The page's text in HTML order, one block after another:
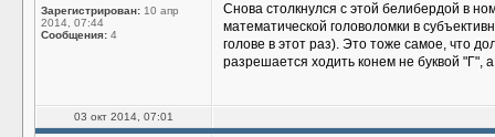
Зарегистрирован: 10 апр
2014, 07:44
Сообщения: 4
Снова столкнулся с этой белибердой в
математической головоломки в
голове в этот раз). Это тоже самое, что
разрешается ходить конем не буквой "Г",
03 окт 2014, 07:01